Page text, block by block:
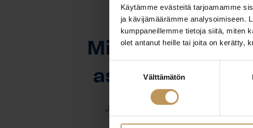
Käytämme evästeitä tarjoamamme
ja kävijämäärämme analysoimiseen.
kumppaneillemme tietoja siitä, miten
olet antanut heille tai joita on kerätty,
valinta
Välttämätön
OTA YHTEYTTÄ
Miten voin
Jätä yhteystietosi, niin otan yhteyttä